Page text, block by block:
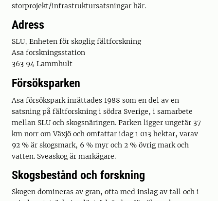
storprojekt/infrastruktursatsningar här.
Adress
SLU, Enheten för skoglig fältforskning
Asa forskningsstation
363 94 Lammhult
Försöksparken
Asa försökspark inrättades 1988 som en del av en
satsning på fältforskning i södra Sverige, i samarbete
mellan SLU och skogsnäringen. Parken ligger ungefär 37
km norr om Växjö och omfattar idag 1 013 hektar, varav
92 % är skogsmark, 6 % myr och 2 % övrig mark och
vatten. Sveaskog är markägare.
Skogsbestånd och forskning
Skogen domineras av gran, ofta med inslag av tall och i